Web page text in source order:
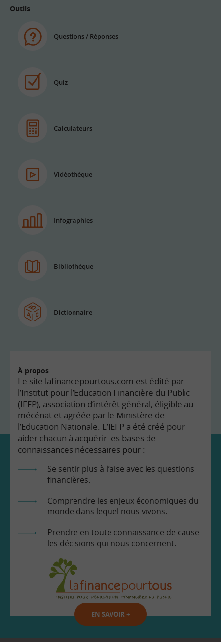
Outils
Questions / Réponses
Quiz
Calculateurs
Vidéothèque
Infographies
Bibliothèque
Dictionnaire
À propos
Le site lafinancepourtous.com est édité par
l’Institut pour l’Education Financière du Public
(IEFP), association d’intérêt général, éligible au
mécénat et agréée par le Ministère de
l’Education Nationale. L’IEFP a été créé pour
aider chacun à acquérir les bases de
connaissances nécessaires pour :
Se sentir plus à l’aise avec les questions
financières.
Comprendre les enjeux économiques du
monde dans lequel nous vivons.
Prendre en toute connaissance de cause
les décisions qui nous concernent.
EN SAVOIR +